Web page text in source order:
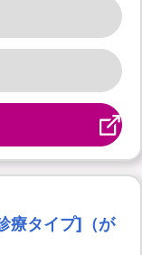
療タイプ]（が